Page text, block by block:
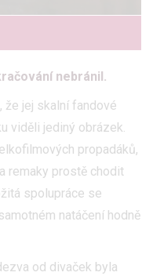
nebránil.
že jej skalní fandové
viděli jediný obrázek.
propadáků,
remaky prostě chodit
spolupráce se
natáčení hodně
od divaček byla